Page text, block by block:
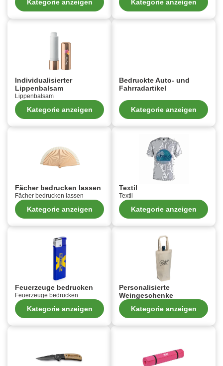
Kategorie anzeigen Kategorie anzeigen
Individualisierter
Lippenbalsam
Lippenbalsam
Kategorie anzeigen
Bedruckte Auto- und
Fahrradartikel
Kategorie anzeigen
Fächer bedrucken lassen
Fächer bedrucken lassen
Kategorie anzeigen
Textil
Textil
Kategorie anzeigen
Feuerzeuge bedrucken
Feuerzeuge bedrucken
Kategorie anzeigen
Personalisierte
Weingeschenke
Kategorie anzeigen